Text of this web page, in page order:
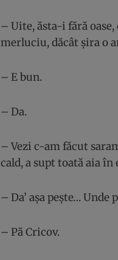
– Uite, ăsta-i fără oase,
merluciu, dăcât șira o
– E bun.
– Da.
– Vezi c-am făcut
cald, a supt toată aia în
– Da’ așa pește… Unde
– Pă Cricov.